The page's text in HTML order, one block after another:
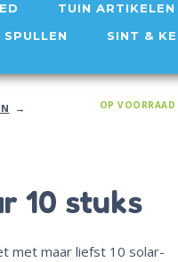
TUIN ARTIKELEN
SINT &
OP VOORRAAD
10 stuks
met maar liefst 10 solar-